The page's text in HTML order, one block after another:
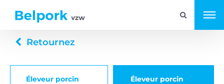
Retournez
Éleveur porcin
Éleveur porcin